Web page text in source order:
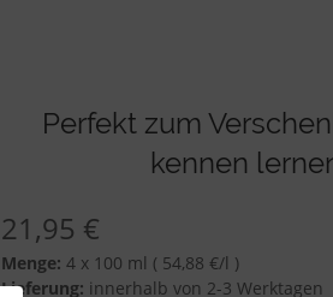
Perfekt zum
kennen
21,95 €
Menge: 4 x 100 ml ( 54,88 €/l )
Lieferung: innerhalb von 2-3 Werktagen